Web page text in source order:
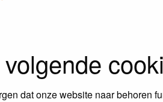
dat onze website naar behoren
to log in.